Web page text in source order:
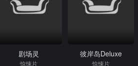
剧场灵
惊悚片
彼岸岛Deluxe
惊悚片